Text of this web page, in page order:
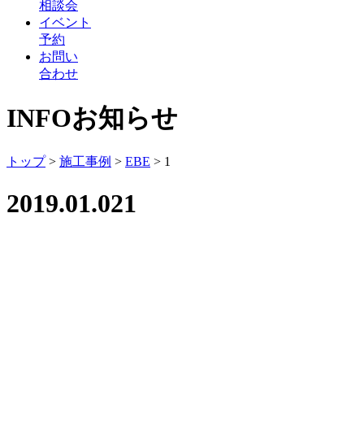
相談会
イベント
予約
お問い
合わせ
INFOお知らせ
トップ> 施工事例 > EBE > 1
2019.01.021